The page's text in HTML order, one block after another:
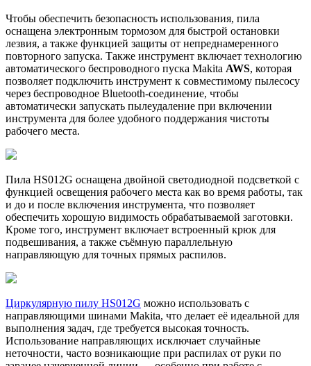
Чтобы обеспечить безопасность использования, пила
оснащена электронным тормозом для быстрой остановки
лезвия, а также функцией защиты от непреднамеренного
повторного запуска. Также инструмент включает технологию
автоматического беспроводного пуска Makita AWS, которая
позволяет подключить инструмент к совместимому пылесосу
через беспроводное Bluetooth-соединение, чтобы
автоматически запускать пылеудаление при включении
инструмента для более удобного поддержания чистоты
рабочего места.
Пила HS012G оснащена двойной светодиодной подсветкой с
функцией освещения рабочего места как во время работы, так
и до и после включения инструмента, что позволяет
обеспечить хорошую видимость обрабатываемой заготовки.
Кроме того, инструмент включает встроенный крюк для
подвешивания, а также съёмную параллельную
направляющую для точных прямых распилов.
Циркулярную пилу HS012G можно использовать с
направляющими шинами Makita, что делает её идеальной для
выполнения задач, где требуется высокая точность.
Использование направляющих исключает случайные
неточности, часто возникающие при распилах от руки по